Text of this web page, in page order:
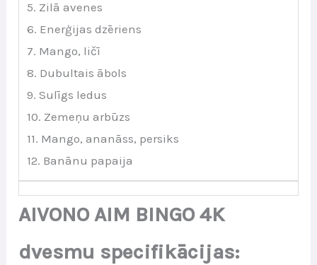
5. Zilā avenes
6. Enerģijas dzēriens
7. Mango, ličī
8. Dubultais ābols
9. Sulīgs ledus
10. Zemeņu arbūzs
11. Mango, ananāss, persiks
12. Banānu papaija
AIVONO AIM BINGO 4K
dvesmu specifikācijas: